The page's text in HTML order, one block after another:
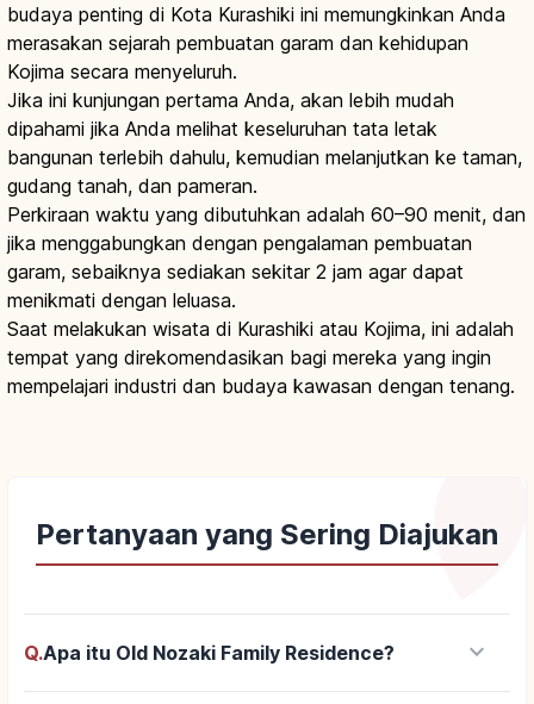
budaya penting di Kota Kurashiki ini memungkinkan Anda
merasakan sejarah pembuatan garam dan kehidupan
Kojima secara menyeluruh.
Jika ini kunjungan pertama Anda, akan lebih mudah
dipahami jika Anda melihat keseluruhan tata letak
bangunan terlebih dahulu, kemudian melanjutkan ke taman,
gudang tanah, dan pameran.
Perkiraan waktu yang dibutuhkan adalah 60–90 menit, dan
jika menggabungkan dengan pengalaman pembuatan
garam, sebaiknya sediakan sekitar 2 jam agar dapat
menikmati dengan leluasa.
Saat melakukan wisata di Kurashiki atau Kojima, ini adalah
tempat yang direkomendasikan bagi mereka yang ingin
mempelajari industri dan budaya kawasan dengan tenang.
Pertanyaan yang Sering Diajukan
Q.Apa itu Old Nozaki Family Residence? keyboard_arrow_down